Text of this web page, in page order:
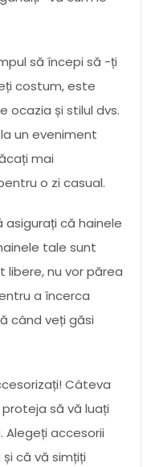
să începi să -ți
costum, este
ocazia și stilul dvs.
un eveniment
mai
o zi casual.
asigurați că hainele
tale sunt
nu vor părea
a încerca
când veți găsi
Câteva
să vă luați
Alegeți accesorii
că vă simțiți